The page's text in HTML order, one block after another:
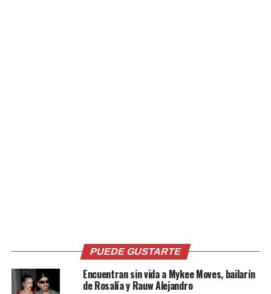
PUEDE GUSTARTE
Encuentran sin vida a Mykee Moves, bailarín
de Rosalía y Rauw Alejandro